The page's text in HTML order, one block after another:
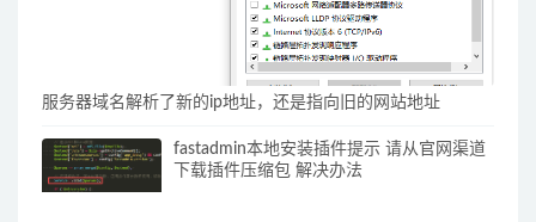
服务器域名解析了新的ip地址，还是指向旧的网站地址
fastadmin本地安装插件提示 请从官网渠道
下载插件压缩包 解决办法